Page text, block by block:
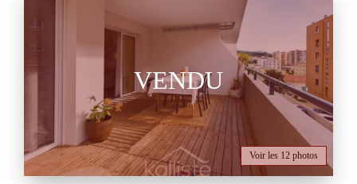
VENDU
Voir les 12 photos